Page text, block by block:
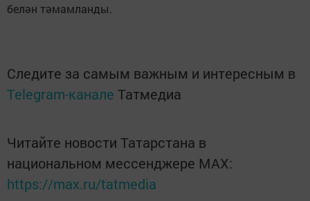
белән тәмамланды.
Следите за самым важным и интересным в
Telegram-канале Татмедиа
Читайте новости Татарстана в
национальном мессенджере MАХ:
https://max.ru/tatmedia